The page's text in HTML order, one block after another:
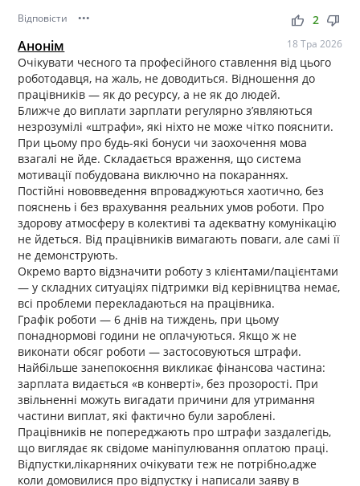
Відповісти ••• thumb_up thumb_down
2
Анонім 18 Тра 2026
Очікувати чесного та професійного ставлення від цього
роботодавця, на жаль, не доводиться. Відношення до
працівників — як до ресурсу, а не як до людей.
Ближче до виплати зарплати регулярно з’являються
незрозумілі «штрафи», які ніхто не може чітко пояснити.
При цьому про будь-які бонуси чи заохочення мова
взагалі не йде. Складається враження, що система
мотивації побудована виключно на покараннях.
Постійні нововведення впроваджуються хаотично, без
пояснень і без врахування реальних умов роботи. Про
здорову атмосферу в колективі та адекватну комунікацію
не йдеться. Від працівників вимагають поваги, але самі її
не демонструють.
Окремо варто відзначити роботу з клієнтами/пацієнтами
— у складних ситуаціях підтримки від керівництва немає,
всі проблеми перекладаються на працівника.
Графік роботи — 6 днів на тиждень, при цьому
понаднормові години не оплачуються. Якщо ж не
виконати обсяг роботи — застосовуються штрафи.
Найбільше занепокоєння викликає фінансова частина:
зарплата видається «в конверті», без прозорості. При
звільненні можуть вигадати причини для утримання
частини виплат, які фактично були зароблені.
Працівників не попереджають про штрафи заздалегідь,
що виглядає як свідоме маніпулювання оплатою праці.
Відпустки,лікарняних очікувати теж не потрібно,адже
коли домовилися про відпустку і написали заяву в